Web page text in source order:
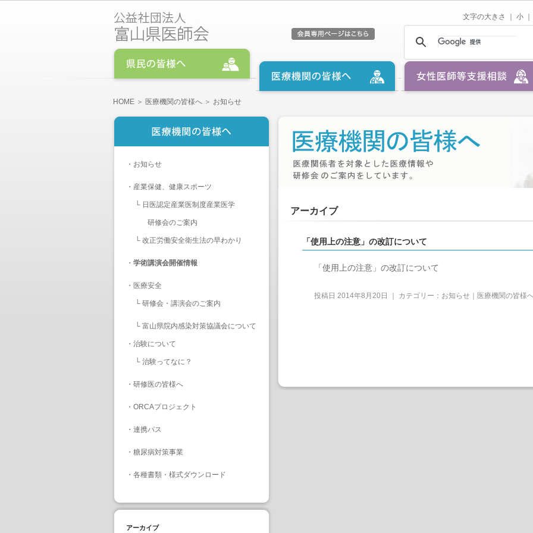
文字の大きさ ｜ 小
HOME ＞ 医療機関の皆様へ ＞ お知らせ
・ お知らせ
・ 産業保健、健康スポーツ
└ 日医認定産業医制度産業医学
研修会のご案内
└ 改正労働安全衛生法の早わかり
・ 学術講演会開催情報
・ 医療安全
└ 研修会・講演会のご案内
└ 富山県院内感染対策協議会について
・ 治験について
└ 治験ってなに？
・ 研修医の皆様へ
・ ORCAプロジェクト
・ 連携パス
・ 糖尿病対策事業
・ 各種書類・様式ダウンロード
アーカイブ
アーカイブ
「使用上の注意」の改訂について
「使用上の注意」の改訂について
投稿日 2014年8月20日 ｜ カテゴリー： お知らせ｜医療機関の皆様